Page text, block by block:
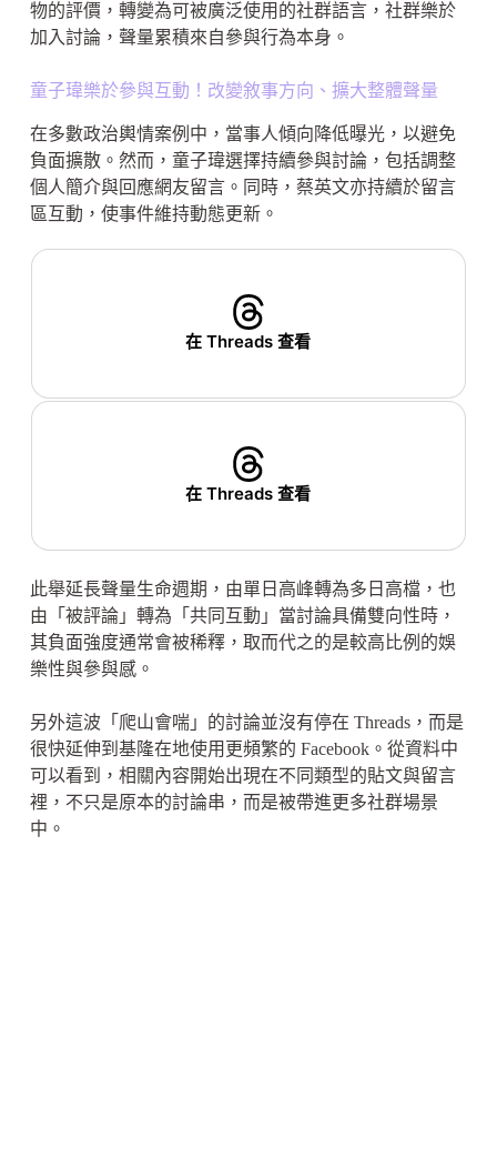
物的評價，轉變為可被廣泛使用的社群語言，社群樂於
加入討論，聲量累積來自參與行為本身。
童子瑋樂於參與互動！改變敘事方向、擴大整體聲量
在多數政治輿情案例中，當事人傾向降低曝光，以避免
負面擴散。然而，童子瑋選擇持續參與討論，包括調整
個人簡介與回應網友留言。同時，蔡英文亦持續於留言
區互動，使事件維持動態更新。
在 Threads 查看
在 Threads 查看
此舉延長聲量生命週期，由單日高峰轉為多日高檔，也
由「被評論」轉為「共同互動」當討論具備雙向性時，
其負面強度通常會被稀釋，取而代之的是較高比例的娛
樂性與參與感。
另外這波「爬山會喘」的討論並沒有停在 Threads，而是
很快延伸到基隆在地使用更頻繁的 Facebook。從資料中
可以看到，相關內容開始出現在不同類型的貼文與留言
裡，不只是原本的討論串，而是被帶進更多社群場景
中。